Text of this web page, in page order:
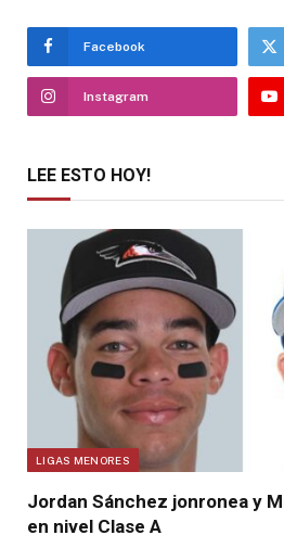
Facebook
Instagram
LEE ESTO HOY!
LIGAS MENORES
Jordan Sánchez jonronea y
en nivel Clase A